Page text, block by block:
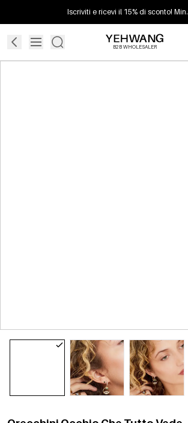
Iscriviti e ricevi il 15% di sconto!
B2B WHOLESALER